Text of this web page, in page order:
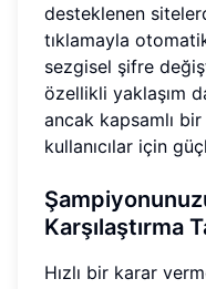
desteklenen
tıklamayla
sezgisel şifre
özellikli yaklaşım
ancak kapsamlı
kullanıcılar için
Karşılaştırma
Hızlı bir karar